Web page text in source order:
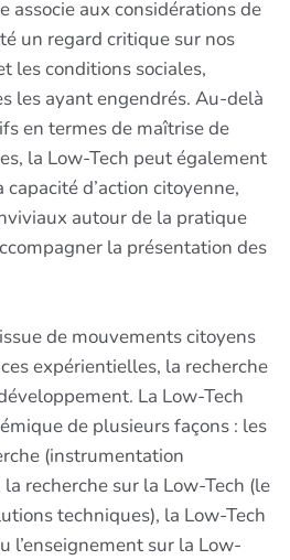
associe aux considérations de
un regard critique sur nos
les conditions sociales,
les ayant engendrés. Au-delà
en termes de maîtrise de
la Low-Tech peut également
d’action citoyenne,
autour de la pratique
la présentation des
de mouvements citoyens
expérientielles, la recherche
La Low-Tech
de plusieurs façons : les
(instrumentation
recherche sur la Low-Tech (le
techniques), la Low-Tech
l’enseignement sur la Low-